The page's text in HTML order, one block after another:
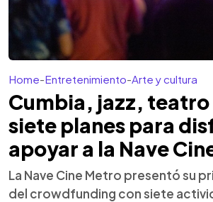
Home-Entretenimiento-Arte y cultura
Cumbia, jazz,
siete planes para
apoyar a la Nave
La Nave Cine Metro presentó su
del crowdfunding con siete